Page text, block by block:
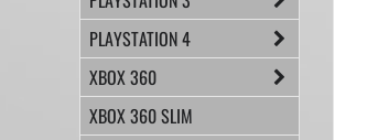
PLAYSTATION 4
XBOX 360
XBOX 360 SLIM